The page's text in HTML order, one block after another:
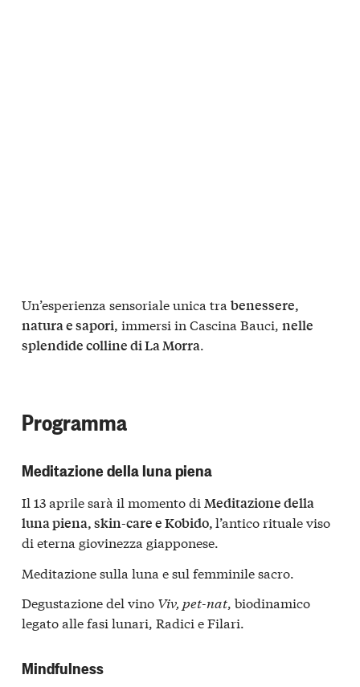
Un’esperienza sensoriale unica tra benessere,
natura e sapori, immersi in Cascina Bauci, nelle
splendide colline di La Morra.
Programma
Meditazione della luna piena
Il 13 aprile sarà il momento di Meditazione della
luna piena, skin-care e Kobido,l’antico rituale viso
di eterna giovinezza giapponese.
Meditazione sulla luna e sul femminile sacro.
Degustazione del vino Viv, pet-nat, biodinamico
legato alle fasi lunari, Radici e Filari.
Mindfulness